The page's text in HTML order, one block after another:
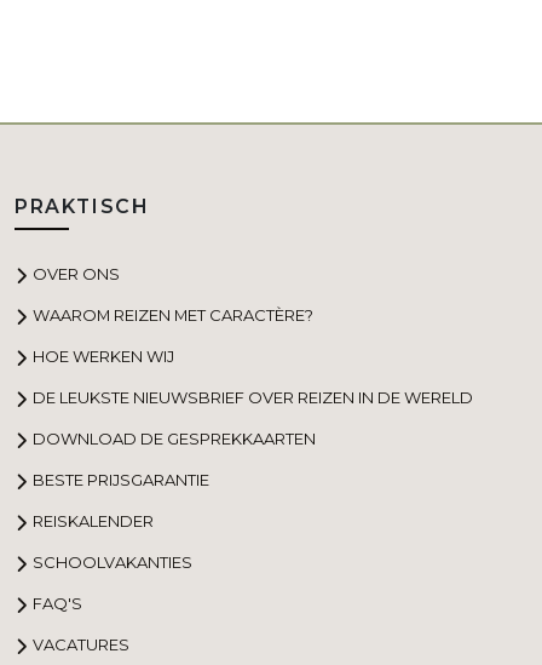
PRAKTISCH
OVER ONS
WAAROM REIZEN MET CARACTÈRE?
HOE WERKEN WIJ
DE LEUKSTE NIEUWSBRIEF OVER REIZEN IN DE WERELD
DOWNLOAD DE GESPREKKAARTEN
BESTE PRIJSGARANTIE
REISKALENDER
SCHOOLVAKANTIES
FAQ'S
VACATURES